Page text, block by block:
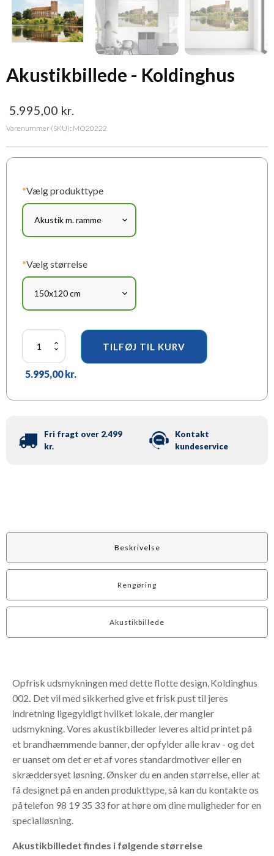
Akustikbillede - Koldinghus
5.995,00 kr.
Varenummer (SKU): MO20222
*Vælg produkttype
*Vælg størrelse
Akustikbillede
Koldinghus
antal
TILFØJ TIL KURV
5.995,00 kr.
Fri fragt over 2.499
kr.
Kontakt
kundeservice
Beskrivelse
Rengøring
Akustikbillede
Opfrisk udsmykningen med dette flotte design, Koldinghus
002. Det vil med sikkerhed give et frisk pust til jeres
indretning ligegyldigt hvilket lokale, der mangler
udsmykning.Vores akustikbilleder leveres altid printet på
et brandhæmmende banner, der opfylder alle krav - og det
er uanset om det er et af vores standardmotiver eller en
skræddersyet løsning. Ønsker du en anden størrelse, eller at
få designet på en anden produkttype, så kan du kontakte os
på telefon 98 19 35 33 for at høre om dine muligheder for en
specialløsning.
Akustikbilledet findes i følgende størrelse